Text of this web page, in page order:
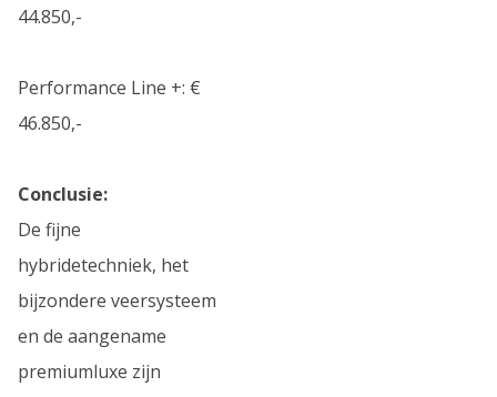
44.850,-
Performance Line +: €
46.850,-
Conclusie:
De fijne
hybridetechniek, het
bijzondere veersysteem
en de aangename
premiumluxe zijn